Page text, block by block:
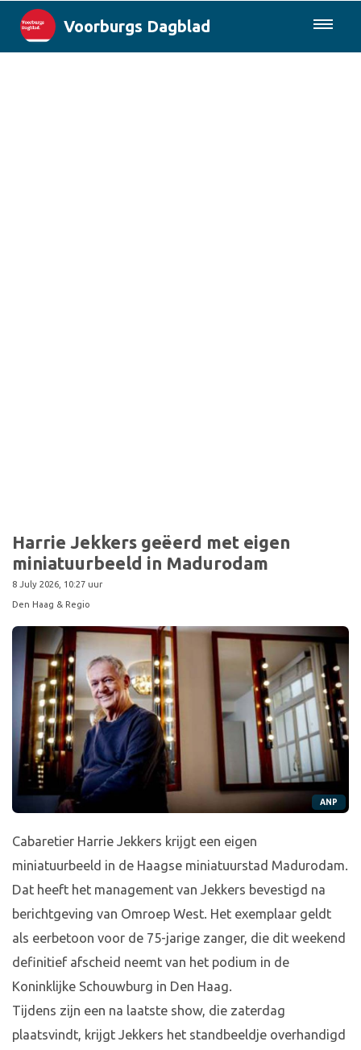
Voorburgs Dagblad
Harrie Jekkers geëerd met eigen
miniatuurbeeld in Madurodam
8 July 2026, 10:27 uur
Den Haag & Regio
ANP
Cabaretier Harrie Jekkers krijgt een eigen
miniatuurbeeld in de Haagse miniatuurstad Madurodam.
Dat heeft het management van Jekkers bevestigd na
berichtgeving van Omroep West. Het exemplaar geldt
als eerbetoon voor de 75-jarige zanger, die dit weekend
definitief afscheid neemt van het podium in de
Koninklijke Schouwburg in Den Haag.
Tijdens zijn een na laatste show, die zaterdag
plaatsvindt, krijgt Jekkers het standbeeldje overhandigd